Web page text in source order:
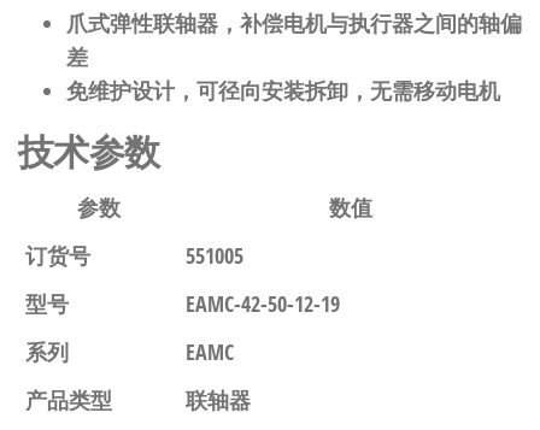
爪式弹性联轴器，补偿电机与执行器之间的轴偏
差
免维护设计，可径向安装拆卸，无需移动电机
技术参数
参数
数值
订货号
551005
型号
EAMC-42-50-12-19
系列
EAMC
产品类型
联轴器